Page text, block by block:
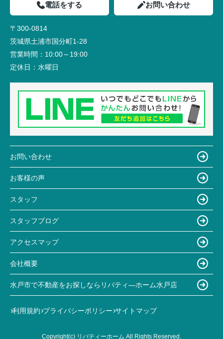
電話をする お問い合わせ
〒300-0814
茨城県土浦市国分町1-28
営業時間： 10:00～19:00
定休日： 水曜日
お問い合わせ
お客様の声
スタッフ
スタッフブログ
アクセスマップ
会社概要
水戸市で不動産をお探しならリバティ―ホーム水戸店
利用規約 プライバシーポリシー サイトマップ
Copyright(c) リバティーホーム All Rights Reserved.